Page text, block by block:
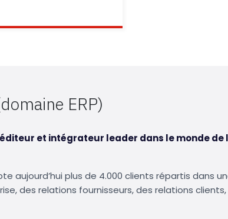
ERP)
éditeur et intégrateur leader dans le monde de
aujourd’hui plus de 4.000 clients répartis dans
des relations fournisseurs, des relations